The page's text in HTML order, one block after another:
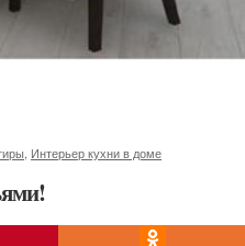
Интерьер кухни в доме